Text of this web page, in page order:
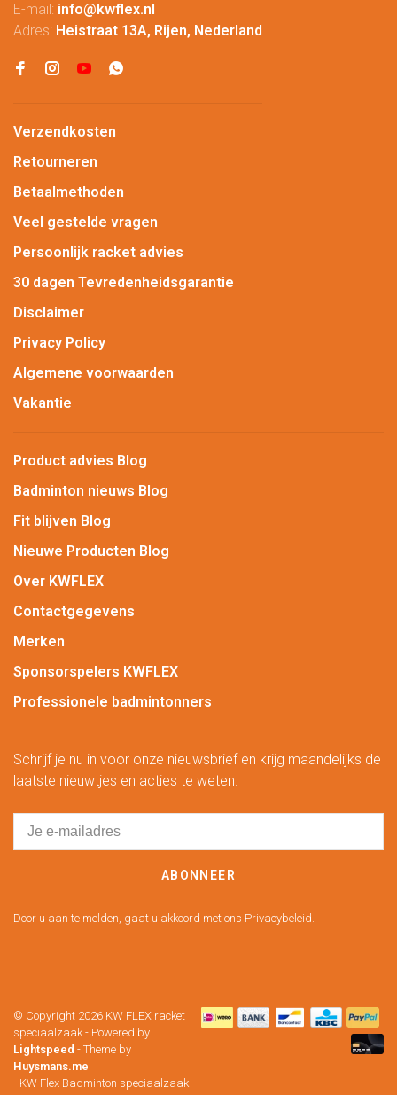
E-mail: info@kwflex.nl
Adres: Heistraat 13A, Rijen, Nederland
Verzendkosten
Retourneren
Betaalmethoden
Veel gestelde vragen
Persoonlijk racket advies
30 dagen Tevredenheidsgarantie
Disclaimer
Privacy Policy
Algemene voorwaarden
Vakantie
Product advies Blog
Badminton nieuws Blog
Fit blijven Blog
Nieuwe Producten Blog
Over KWFLEX
Contactgegevens
Merken
Sponsorspelers KWFLEX
Professionele badmintonners
Schrijf je nu in voor onze nieuwsbrief en krijg maandelijks de
laatste nieuwtjes en acties te weten.
ABONNEER
Door u aan te melden, gaat u akkoord met ons Privacybeleid.
© Copyright 2026 KW FLEX racket
speciaalzaak - Powered by
Lightspeed - Theme by
Huysmans.me
- KW Flex Badminton speciaalzaak